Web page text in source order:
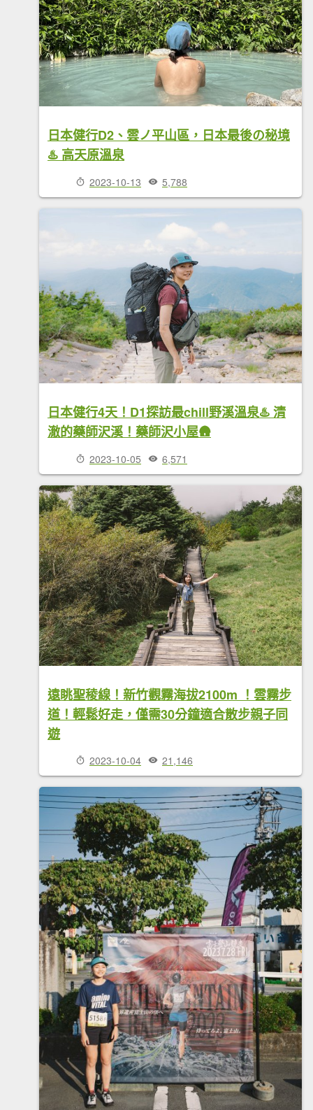
日本健行D2、雲ノ平山區，日本最後の秘境
♨️ 高天原溫泉
2023-10-13 5,788
日本健行4天！D1探訪最chill野溪溫泉♨️ 清
澈的藥師沢溪！藥師沢小屋🛖
2023-10-05 6,571
遠眺聖稜線！新竹觀霧海拔2100m ！雲霧步
道！輕鬆好走，僅需30分鐘適合散步親子同
遊
2023-10-04 21,146